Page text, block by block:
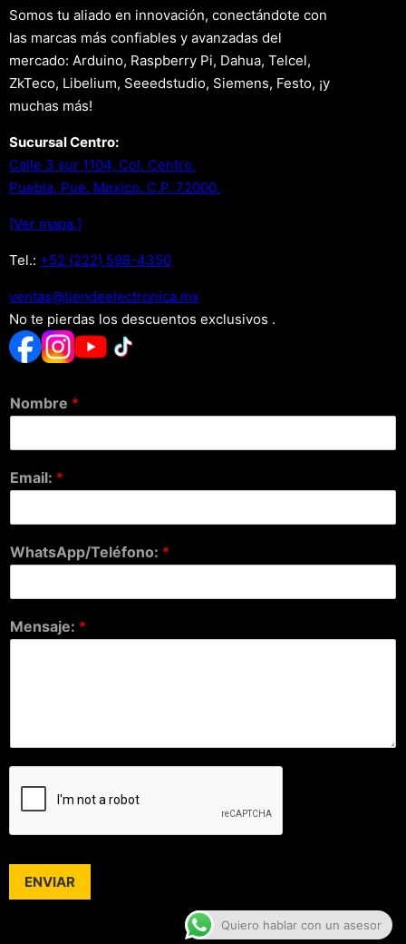
Somos tu aliado en innovación, conectándote con
las marcas más confiables y avanzadas del
mercado: Arduino, Raspberry Pi, Dahua, Telcel,
ZkTeco, Libelium, Seeedstudio, Siemens, Festo, ¡y
muchas más!
Sucursal Centro:
Calle 3 sur 1104, Col. Centro.
Puebla, Pue. Mexico. C.P. 72000.
[Ver mapa.]
Tel.: +52 (222) 598-4350
xm.acinortceleedneit@satnev
No te pierdas los descuentos exclusivos .
Nombre *
Email: *
WhatsApp/Teléfono: *
Mensaje: *
ENVIAR
Quiero hablar con un asesor